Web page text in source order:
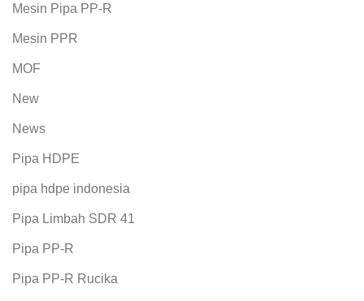
Mesin Pipa PP-R
Mesin PPR
MOF
New
News
Pipa HDPE
pipa hdpe indonesia
Pipa Limbah SDR 41
Pipa PP-R
Pipa PP-R Rucika